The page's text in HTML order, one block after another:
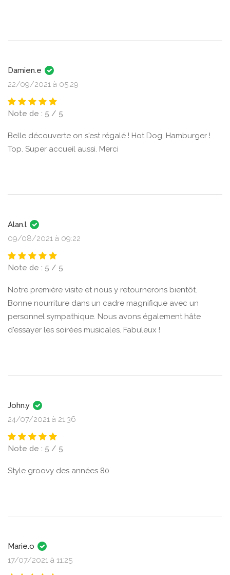
Damien.e
22/09/2021 à 05:29
Note de : 5 / 5
Belle découverte on s'est régalé ! Hot Dog, Hamburger !
Top. Super accueil aussi. Merci
Alan.l
09/08/2021 à 09:22
Note de : 5 / 5
Notre première visite et nous y retournerons bientôt.
Bonne nourriture dans un cadre magnifique avec un
personnel sympathique. Nous avons également hâte
d'essayer les soirées musicales. Fabuleux !
John.y
24/07/2021 à 21:36
Note de : 5 / 5
Style groovy des années 80
Marie.o
17/07/2021 à 11:25